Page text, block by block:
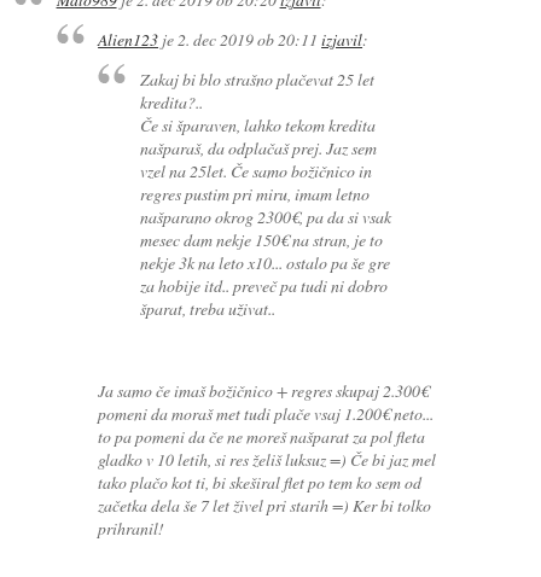
Alien123 je2. dec 2019 ob 20:11 izjavil:
Zakaj bi blo strašno plačevat 25 let
kredita?..
Če si šparaven, lahko tekom kredita
našparaš, da odplačaš prej. Jaz sem
vzel na 25let. Če samo božičnico in
regres pustim pri miru, imam letno
našparano okrog 2300€, pa da si vsak
mesec dam nekje 150€ na stran, je to
nekje 3k na leto x10... ostalo pa še gre
za hobije itd.. preveč pa tudi ni dobro
šparat, treba uživat..
Ja samo če imaš božičnico + regres skupaj 2.300€
pomeni da moraš met tudi plače vsaj 1.200€ neto...
to pa pomeni da če ne moreš našparat za pol fleta
gladko v 10 letih, si res želiš luksuz =) Če bi jaz mel
tako plačo kot ti, bi skeširal flet po tem ko sem od
začetka dela še 7 let živel pri starih =) Ker bi tolko
prihranil!